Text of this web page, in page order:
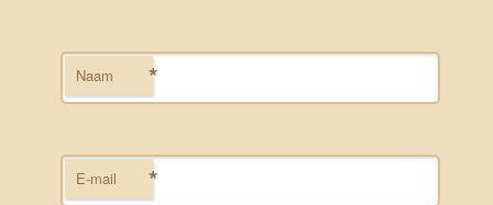
Naam *
E-mail *